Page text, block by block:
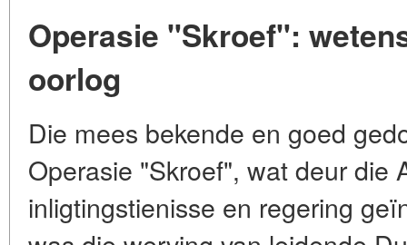
Operasie "Skroef":
oorlog
Die mees bekende en goed
Operasie "Skroef", wat deur die
inligtingstienisse en regering